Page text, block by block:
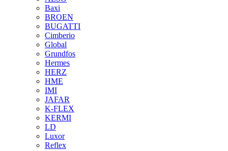
Baxi
BROEN
BUGATTI
Cimberio
Global
Grundfos
Hermes
HERZ
HME
IMI
JAFAR
K-FLEX
KERMI
LD
Luxor
Reflex